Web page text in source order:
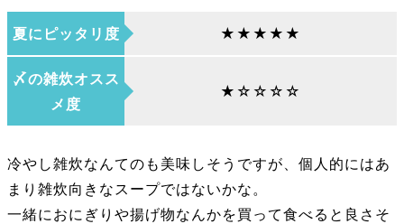
夏にピッタリ度 ★★★★★
〆の雑炊オスス
メ度
★☆☆☆☆
冷やし雑炊なんてのも美味しそうですが、個人的にはあ
まり雑炊向きなスープではないかな。
一緒におにぎりや揚げ物なんかを買って食べると良さそ